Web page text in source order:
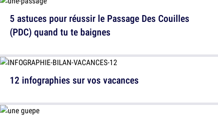
5 astuces pour réussir le Passage Des Couilles
(PDC) quand tu te baignes
12 infographies sur vos vacances